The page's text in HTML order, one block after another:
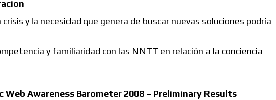
crisis y la necesidad que genera de buscar nuevas soluciones podría
y familiaridad con las NNTT en relación a la conciencia
Web Awareness Barometer 2008 – Preliminary Results